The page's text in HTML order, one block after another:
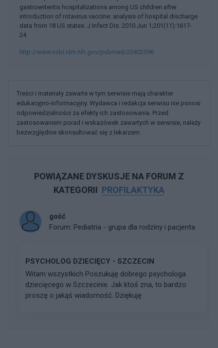
gastroenteritis hospitalizations among US children after
introduction of rotavirus vaccine: analysis of hospital discharge
data from 18 US states. J Infect Dis. 2010 Jun 1;201(11):1617-
24.
http://www.ncbi.nlm.nih.gov/pubmed/20402596
Treści i materiały zawarte w tym serwisie mają charakter
edukacyjno-informacyjny. Wydawca i redakcja serwisu nie ponosi
odpowiedzialności za efekty ich zastosowania. Przed
zastosowaniem porad i wskazówek zawartych w serwisie, należy
bezwzględnie skonsultować się z lekarzem.
POWIĄZANE DYSKUSJE NA FORUM Z
KATEGORII PROFILAKTYKA
gość
Forum: Pediatria - grupa dla rodziny i pacjenta
PSYCHOLOG DZIECIĘCY - SZCZECIN
Witam wszystkich Poszukuję dobrego psychologa
dziecięcego w Szczecinie. Jak ktoś zna, to bardzo
proszę o jakąś wiadomość. Dziękuję